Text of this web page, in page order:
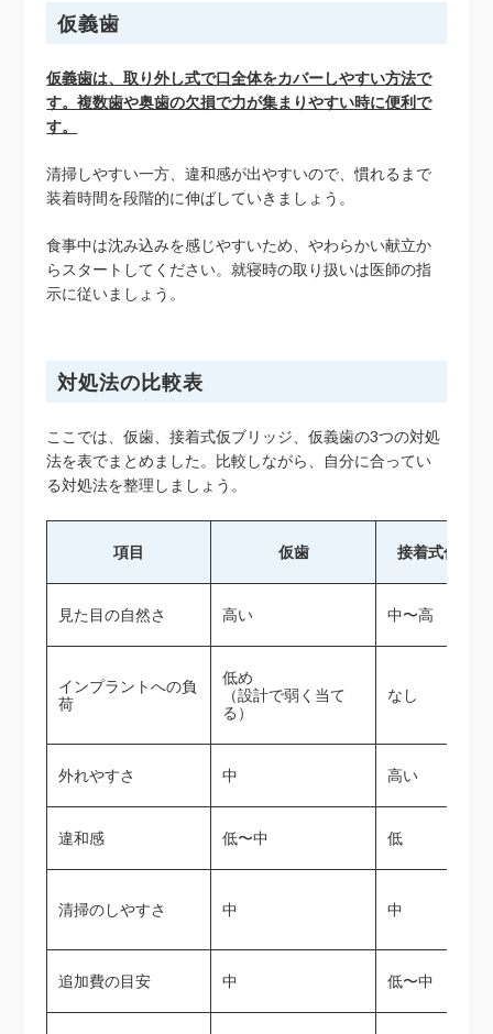
仮義歯
仮義歯は、取り外し式で口全体をカバーしやすい方法で
す。複数歯や奥歯の欠損で力が集まりやすい時に便利で
す。
清掃しやすい一方、違和感が出やすいので、慣れるまで
装着時間を段階的に伸ばしていきましょう。
食事中は沈み込みを感じやすいため、やわらかい献立か
らスタートしてください。就寝時の取り扱いは医師の指
示に従いましょう。
対処法の比較表
ここでは、仮歯、接着式仮ブリッジ、仮義歯の3つの対処
法を表でまとめました。比較しながら、自分に合ってい
る対処法を整理しましょう。
項目 仮歯 接着式仮ブ
見た目の自然さ 高い 中〜高
インプラントへの負
荷
低め
（設計で弱く当て
る）
なし
外れやすさ 中 高い
違和感 低〜中 低
清掃のしやすさ 中 中
追加費の目安 中 低〜中